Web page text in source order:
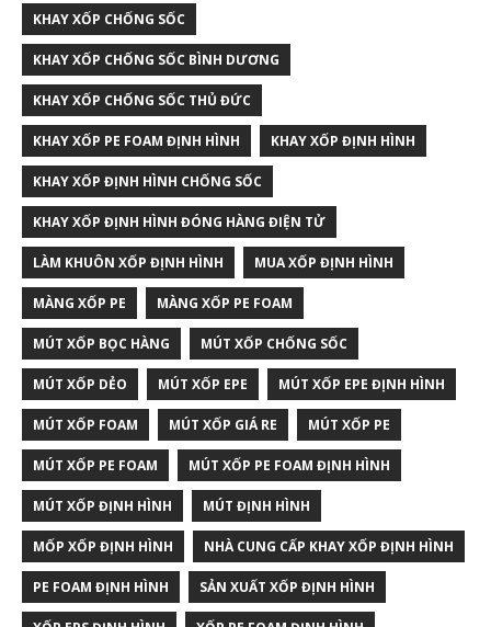
KHAY XỐP CHỐNG SỐC
KHAY XỐP CHỐNG SỐC BÌNH DƯƠNG
KHAY XỐP CHỐNG SỐC THỦ ĐỨC
KHAY XỐP PE FOAM ĐỊNH HÌNH KHAY XỐP ĐỊNH HÌNH
KHAY XỐP ĐỊNH HÌNH CHỐNG SỐC
KHAY XỐP ĐỊNH HÌNH ĐÓNG HÀNG ĐIỆN TỬ
LÀM KHUÔN XỐP ĐỊNH HÌNH MUA XỐP ĐỊNH HÌNH
MÀNG XỐP PE MÀNG XỐP PE FOAM
MÚT XỐP BỌC HÀNG MÚT XỐP CHỐNG SỐC
MÚT XỐP DẺO MÚT XỐP EPE MÚT XỐP EPE ĐỊNH HÌNH
MÚT XỐP FOAM MÚT XỐP GIÁ RE MÚT XỐP PE
MÚT XỐP PE FOAM MÚT XỐP PE FOAM ĐỊNH HÌNH
MÚT XỐP ĐỊNH HÌNH MÚT ĐỊNH HÌNH
MỐP XỐP ĐỊNH HÌNH NHÀ CUNG CẤP KHAY XỐP ĐỊNH HÌNH
PE FOAM ĐỊNH HÌNH SẢN XUẤT XỐP ĐỊNH HÌNH